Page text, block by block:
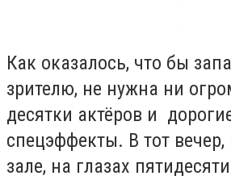
Как оказалось, что бы
зрителю, не нужна ни
десятки актёров и
спецэффекты. В тот
зале, на глазах